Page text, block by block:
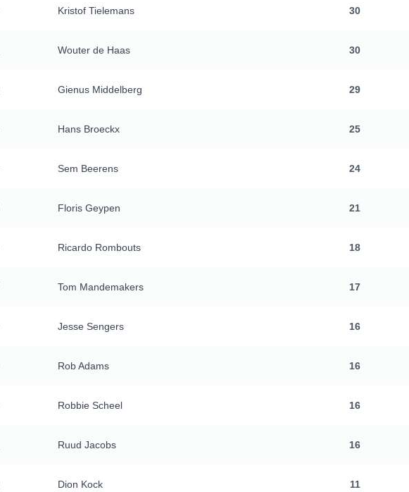
Kristof Tielemans 30
Wouter de Haas 30
Gienus Middelberg 29
Hans Broeckx 25
Sem Beerens 24
Floris Geypen 21
Ricardo Rombouts 18
Tom Mandemakers 17
Jesse Sengers 16
Rob Adams 16
Robbie Scheel 16
Ruud Jacobs 16
Dion Kock 11